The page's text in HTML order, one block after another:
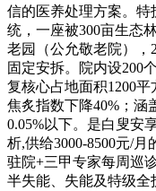
信的医养处理方案。
统，一座被300亩生态
老园（公允敬老院），
固定安拆。院内设200
复核心占地面积1200
焦炙指数下降40%；涵
0.05%以下。是白叟安
析,供给3000-8500元/
驻院+三甲专家每周巡
半失能、失能及特级